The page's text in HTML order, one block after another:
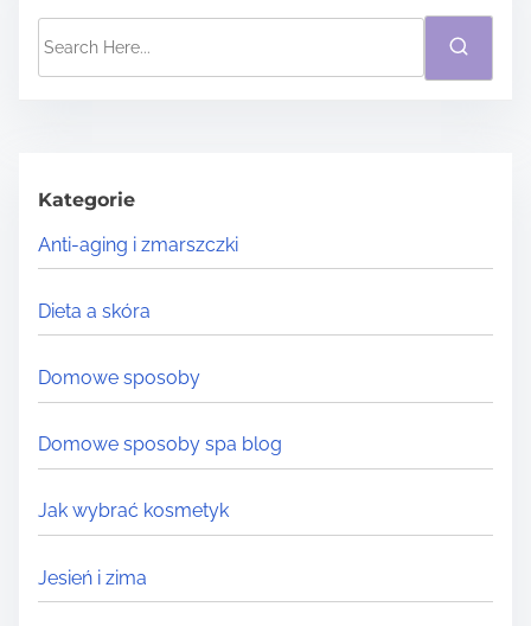
h
H
e
r
e
.
.
.
Kategorie
Anti-aging i zmarszczki
Dieta a skóra
Domowe sposoby
Domowe sposoby spa blog
Jak wybrać kosmetyk
Jesień i zima